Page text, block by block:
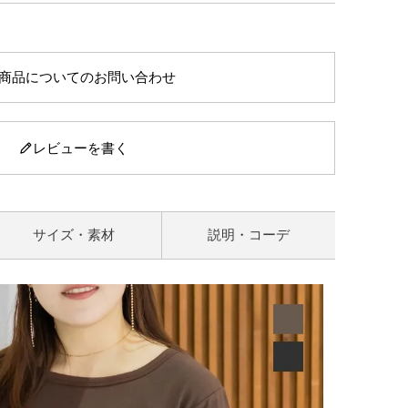
品についてのお問い合わせ
レビューを書く
サイズ・素材 説明・コーデ